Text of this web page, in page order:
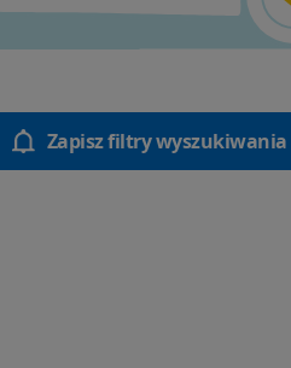
Zapisz filtry wyszukiwania